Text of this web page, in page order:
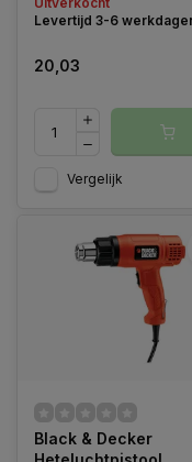
Levertijd 3-6
20,03
Vergelijk
Black & Decker